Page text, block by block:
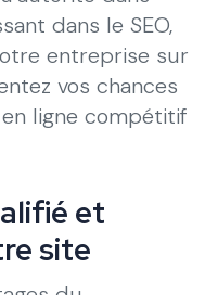
dans le SEO,
entreprise sur
vos chances
ligne compétitif
et
site